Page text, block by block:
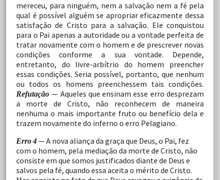
mereceu, para ninguém, nem a salvação nem a fé pela
qual é possível alguém se apropriar eficazmente dessa
satisfação de Cristo para a salvação. Ele conquistou
para o Pai apenas a autoridade ou a vontade perfeita de
tratar novamente com o homem e de prescrever novas
condições
conforme a sua vontade.
Depende,
entretanto, do livre-arbítrio do homem preencher
essas condições. Seria possível, portanto, que nenhum
ou todos os homens preenchessem tais condições.
Refutação— Aqueles que ensinam esse erro desprezam
a morte de Cristo, não reconhecem de
maneira
nenhuma o mais importante fruto ou benefício dela e
trazem novamente do inferno o erro Pelagiano.
Erro4—A nova aliança da graça que Deus, o Pai, fez
com o homem, pela mediação da morte de Cristo, não
consiste em que somos justificados diante de Deus e
salvos pela fé, quando essa aceita o mérito de Cristo.